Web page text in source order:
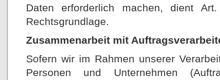
Daten erforderlich machen, dient
Rechtsgrundlage.
Zusammenarbeit mit
Sofern wir im Rahmen unserer
Personen und Unternehmen